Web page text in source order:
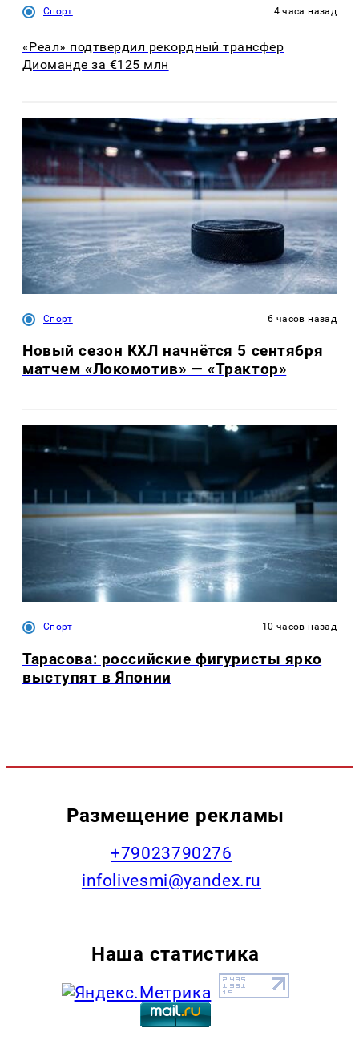
Спорт 4 часа назад
«Реал» подтвердил рекордный трансфер
Диоманде за €125 млн
Спорт 6 часов назад
Новый сезон КХЛ начнётся 5 сентября
матчем «Локомотив» — «Трактор»
Спорт 10 часов назад
Тарасова: российские фигуристы ярко
выступят в Японии
Размещение рекламы
+79023790276
infolivesmi@yandex.ru
Наша статистика